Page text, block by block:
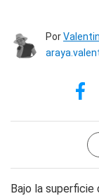
Por
Bajo la superficie